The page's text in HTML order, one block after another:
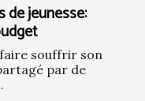
de jeunesse:
souffrir son
par de